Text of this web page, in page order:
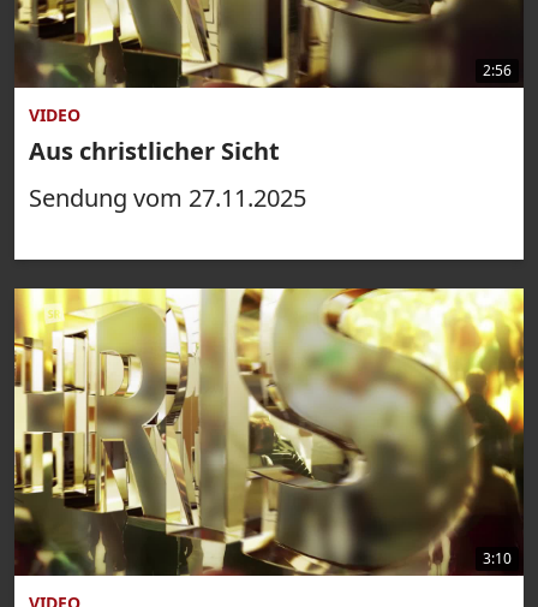
2:56
VIDEO
Aus christlicher Sicht
Sendung vom 27.11.2025
3:10
VIDEO